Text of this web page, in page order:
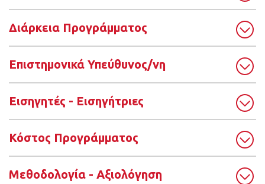
Διάρκεια Προγράμματος
Επιστημονικά Υπεύθυνος/νη
Εισηγητές - Εισηγήτριες
Κόστος Προγράμματος
Μεθοδολογία - Αξιολόγηση